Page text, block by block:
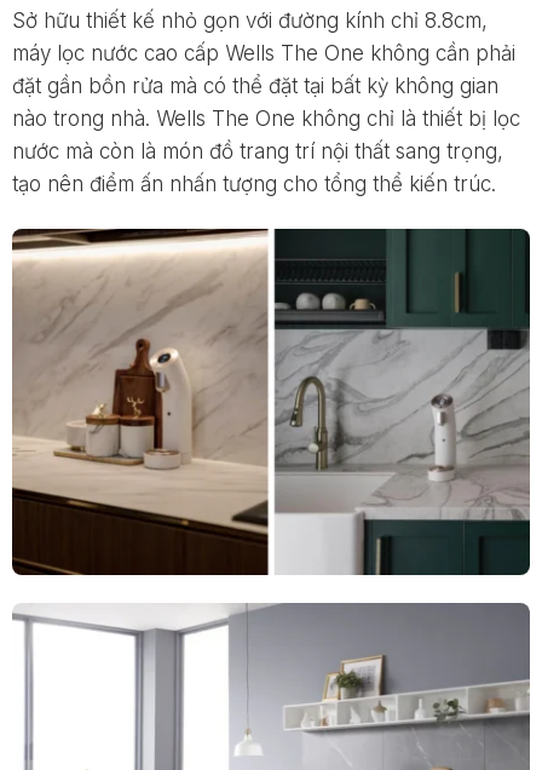
Sở hữu thiết kế nhỏ gọn với đường kính chỉ 8.8cm,
máy lọc nước cao cấp Wells The One không cần phải
đặt gần bồn rửa mà có thể đặt tại bất kỳ không gian
nào trong nhà. Wells The One không chỉ là thiết bị lọc
nước mà còn là món đồ trang trí nội thất sang trọng,
tạo nên điểm ấn nhấn tượng cho tổng thể kiến trúc.